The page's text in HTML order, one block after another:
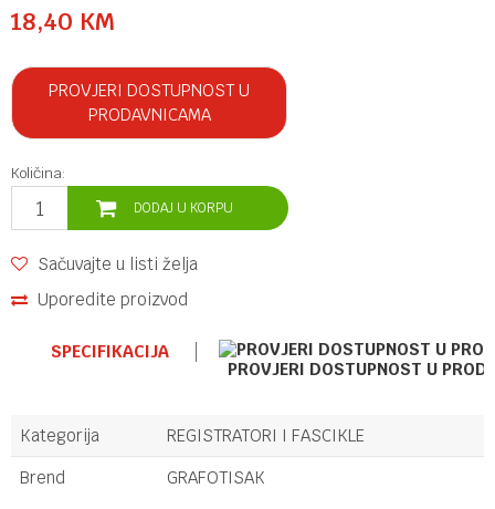
18,40 KM
PROVJERI DOSTUPNOST U
PRODAVNICAMA
Količina:
DODAJ U KORPU
Sačuvajte u listi želja
Uporedite proizvod
SPECIFIKACIJA
PROVJERI DOSTUPNOST U
Kategorija
REGISTRATORI I FASCIKLE
Brend
GRAFOTISAK